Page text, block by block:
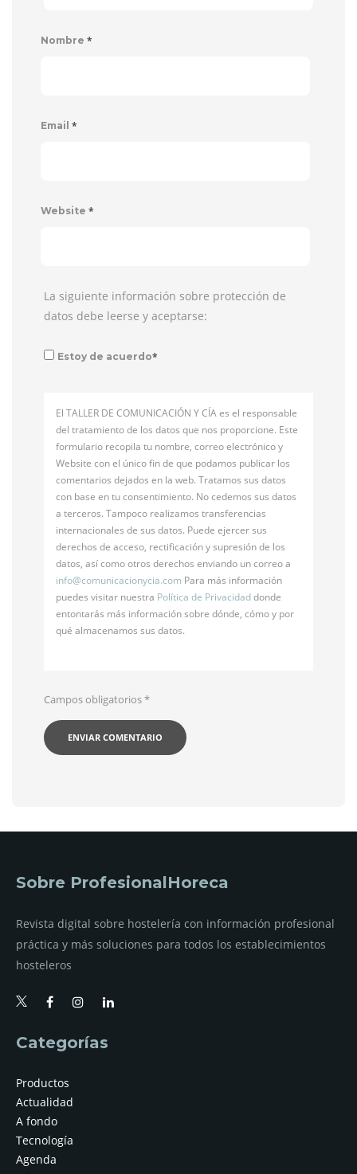
Nombre *
Email *
Website *
La siguiente información sobre protección de
datos debe leerse y aceptarse:
Estoy de acuerdo*
El TALLER DE COMUNICACIÓN Y CÍA es el responsable
del tratamiento de los datos que nos proporcione. Este
formulario recopila tu nombre, correo electrónico y
Website con el único fin de que podamos publicar los
comentarios dejados en la web. Tratamos sus datos
con base en tu consentimiento. No cedemos sus datos
a terceros. Tampoco realizamos transferencias
internacionales de sus datos. Puede ejercer sus
derechos de acceso, rectificación y supresión de los
datos, así como otros derechos enviando un correo a
info@comunicacionycia.com Para más información
puedes visitar nuestra Política de Privacidaddonde
entontarás más información sobre dónde, cómo y por
qué almacenamos sus datos.
Campos obligatorios*
Sobre ProfesionalHoreca
Revista digital sobre hostelería con información profesional
práctica y más soluciones para todos los establecimientos
hosteleros
Categorías
Productos
Actualidad
A fondo
Tecnología
Agenda